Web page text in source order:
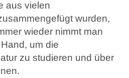
aus vielen
wurden,
wieder nimmt man
um die
zu studieren und über